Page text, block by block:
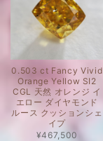
0.503 ct Fancy Vivid
Orange Yellow SI2
CGL 天然 オレンジ イ
エロー ダイヤモンド
ルース クッションシェ
イプ
¥467,500